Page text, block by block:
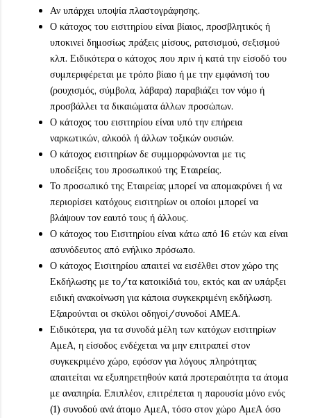
Αν υπάρχει υποψία πλαστογράφησης.
Ο κάτοχος του εισιτηρίου είναι βίαιος, προσβλητικός ή
υποκινεί δημοσίως πράξεις μίσους, ρατσισμού, σεξισμού
κλπ. Ειδικότερα ο κάτοχος που πριν ή κατά την είσοδό του
συμπεριφέρεται με τρόπο βίαιο ή με την εμφάνισή του
(ρουχισμός, σύμβολα, λάβαρα) παραβιάζει τον νόμο ή
προσβάλλει τα δικαιώματα άλλων προσώπων.
Ο κάτοχος του εισιτηρίου είναι υπό την επήρεια
ναρκωτικών, αλκοόλ ή άλλων τοξικών ουσιών.
Ο κάτοχος εισιτηρίων δε συμμορφώνονται με τις
υποδείξεις του προσωπικού της Εταιρείας.
Το προσωπικό της Εταιρείας μπορεί να απομακρύνει ή να
περιορίσει κατόχους εισιτηρίων οι οποίοι μπορεί να
βλάψουν τον εαυτό τους ή άλλους.
Ο κάτοχος του Εισιτηρίου είναι κάτω από 16 ετών και είναι
ασυνόδευτος από ενήλικο πρόσωπο.
Ο κάτοχος Εισιτηρίου απαιτεί να εισέλθει στον χώρο της
Εκδήλωσης με το/τα κατοικίδιά του, εκτός και αν υπάρξει
ειδική ανακοίνωση για κάποια συγκεκριμένη εκδήλωση.
Εξαιρούνται οι σκύλοι οδηγοί/συνοδοί ΑΜΕΑ.
Ειδικότερα, για τα συνοδά μέλη των κατόχων εισιτηρίων
ΑμεΑ, η είσοδος ενδέχεται να μην επιτραπεί στον
συγκεκριμένο χώρο, εφόσον για λόγους πληρότητας
απαιτείται να εξυπηρετηθούν κατά προτεραιότητα τα άτομα
με αναπηρία. Επιπλέον, επιτρέπεται η παρουσία μόνο ενός
(1) συνοδού ανά άτομο ΑμεΑ, τόσο στον χώρο ΑμεΑ όσο